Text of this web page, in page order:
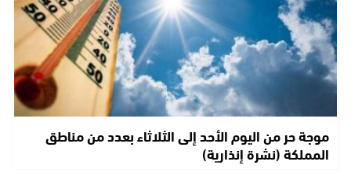
موجة حر من اليوم الأحد إلى الثلاثاء بعدد من مناطق
المملكة (نشرة إنذارية)